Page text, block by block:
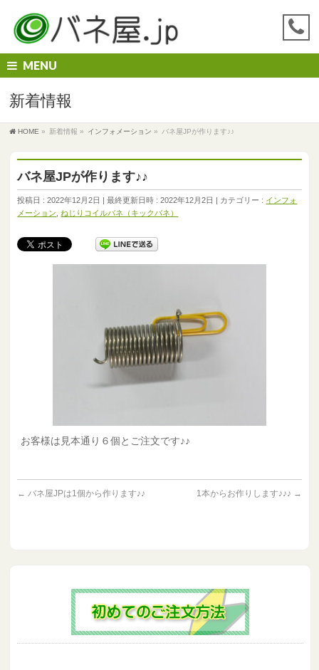
MENU
新着情報
HOME » 新着情報 » インフォメーション » バネ屋JPが作ります♪♪
バネ屋JPが作ります♪♪
投稿日 : 2022年12月2日 最終更新日時 : 2022年12月2日 カテゴリー : インフォ
メーション ,ねじりコイルバネ（キックバネ）
お客様は見本通り６個とご注文です♪♪
← バネ屋JPは1個から作ります♪♪ 1本からお作りします♪♪♪ →